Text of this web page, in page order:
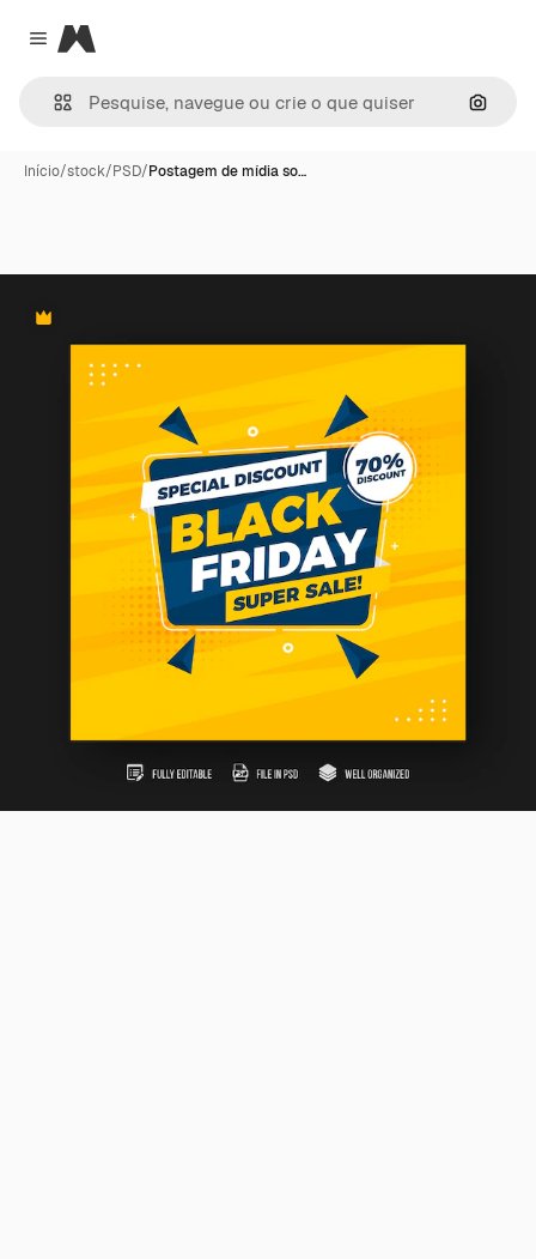
Close menu
Magnific
Início/stock/PSD/Postagem de mídia so…
Premium